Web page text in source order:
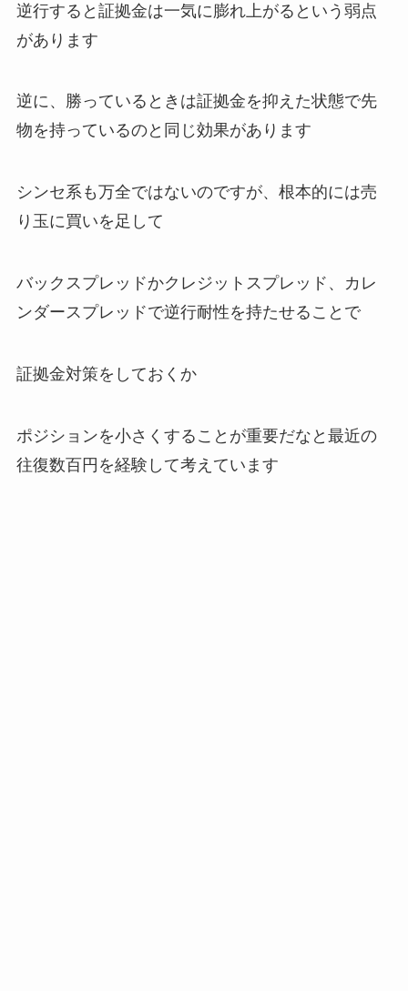
逆行すると証拠金は一気に膨れ上がるという弱点
があります
逆に、勝っているときは証拠金を抑えた状態で先
物を持っているのと同じ効果があります
シンセ系も万全ではないのですが、根本的には売
り玉に買いを足して
バックスプレッドかクレジットスプレッド、カレ
ンダースプレッドで逆行耐性を持たせることで
証拠金対策をしておくか
ポジションを小さくすることが重要だなと最近の
往復数百円を経験して考えています